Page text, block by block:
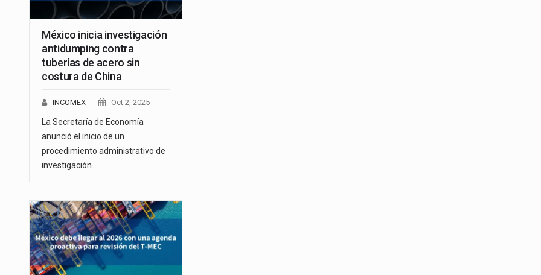
México inicia investigación
antidumping contra
tuberías de acero sin
costura de China
INCOMEX Oct 2, 2025
La Secretaría de Economía
anunció el inicio de un
procedimiento administrativo de
investigación…